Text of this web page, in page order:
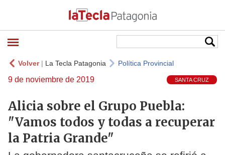
Volver| La Tecla Patagonia Política Provincial
9 de noviembre de 2019 SANTA CRUZ
Alicia sobre el Grupo Puebla:
"Vamos todos y todas a recuperar
la Patria Grande"